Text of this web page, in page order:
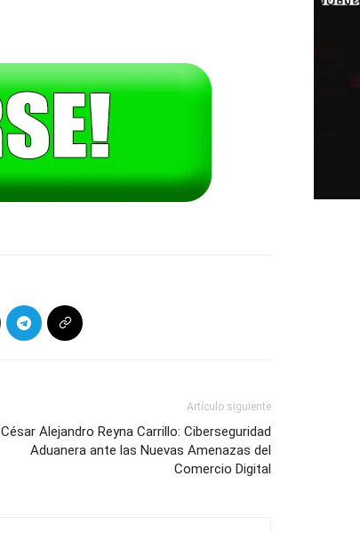
Artículo siguiente
César Alejandro Reyna Carrillo: Ciberseguridad
Aduanera ante las Nuevas Amenazas del
Comercio Digital